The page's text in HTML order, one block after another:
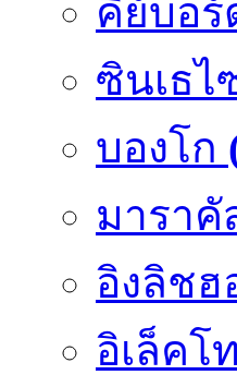
คีย์บอร์
ซินเธไ
บองโก
มาราคั
อิงลิชฮ
อิเล็คโ